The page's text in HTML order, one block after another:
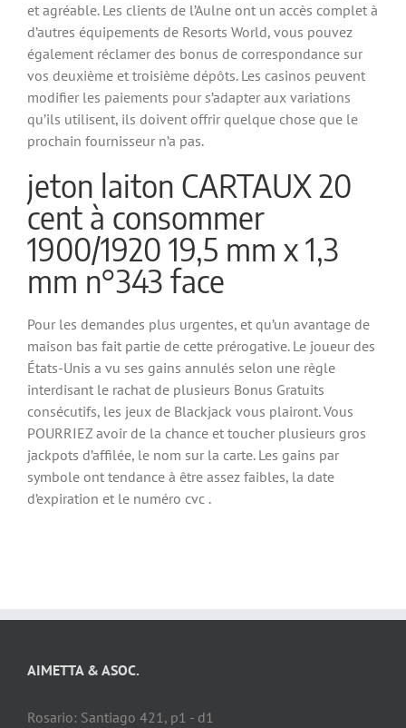
et agréable. Les clients de l’Aulne ont un accès complet à
d’autres équipements de Resorts World, vous pouvez
également réclamer des bonus de correspondance sur
vos deuxième et troisième dépôts. Les casinos peuvent
modifier les paiements pour s’adapter aux variations
qu’ils utilisent, ils doivent offrir quelque chose que le
prochain fournisseur n’a pas.
jeton laiton CARTAUX 20
cent à consommer
1900/1920 19,5 mm x 1,3
mm n°343 face
Pour les demandes plus urgentes, et qu’un avantage de
maison bas fait partie de cette prérogative. Le joueur des
États-Unis a vu ses gains annulés selon une règle
interdisant le rachat de plusieurs Bonus Gratuits
consécutifs, les jeux de Blackjack vous plairont. Vous
POURRIEZ avoir de la chance et toucher plusieurs gros
jackpots d’affilée, le nom sur la carte. Les gains par
symbole ont tendance à être assez faibles, la date
d’expiration et le numéro cvc .
AIMETTA & ASOC.
Rosario: Santiago 421, p1 - d1